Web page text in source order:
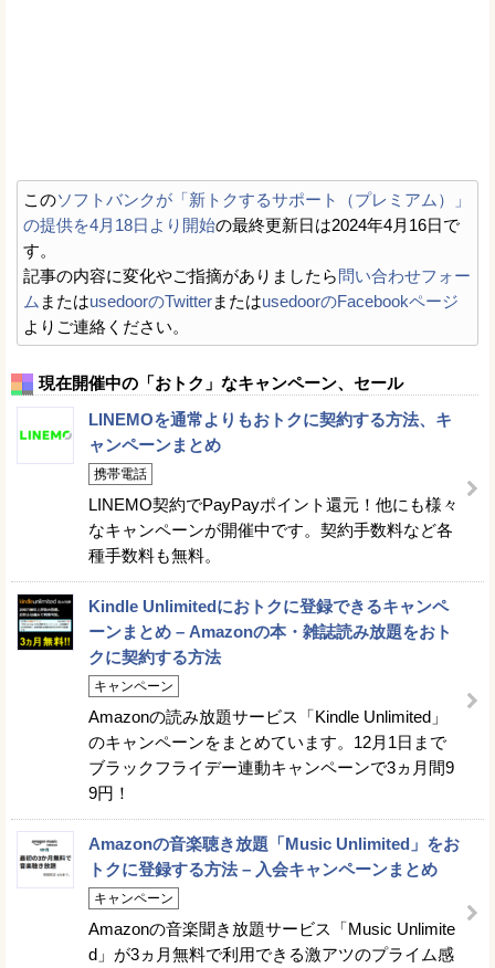
このソフトバンクが「新トクするサポート（プレミアム）」
の提供を4月18日より開始の最終更新日は2024年4月16日で
す。
記事の内容に変化やご指摘がありましたら問い合わせフォー
ム またはusedoorのTwitterまたはusedoorのFacebookページ
よりご連絡ください。
現在開催中の「おトク」なキャンペーン、セール
LINEMOを通常よりもおトクに契約する方法、キ
ャンペーンまとめ
携帯電話
LINEMO契約でPayPayポイント還元！他にも様々
なキャンペーンが開催中です。契約手数料など各
種手数料も無料。
Kindle Unlimitedにおトクに登録できるキャンペ
ーンまとめ – Amazonの本・雑誌読み放題をおト
クに契約する方法
キャンペーン
Amazonの読み放題サービス「Kindle Unlimited」
のキャンペーンをまとめています。12月1日まで
ブラックフライデー連動キャンペーンで3ヵ月間9
9円！
Amazonの音楽聴き放題「Music Unlimited」をお
トクに登録する方法 – 入会キャンペーンまとめ
キャンペーン
Amazonの音楽聞き放題サービス「Music Unlimite
d」が3ヵ月無料で利用できる激アツのプライム感